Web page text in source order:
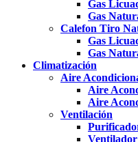
Gas
Gas
Calefon Tiro
Gas
Gas
Climatización
Aire
Aire
Aire
Ventilación
Ventilador